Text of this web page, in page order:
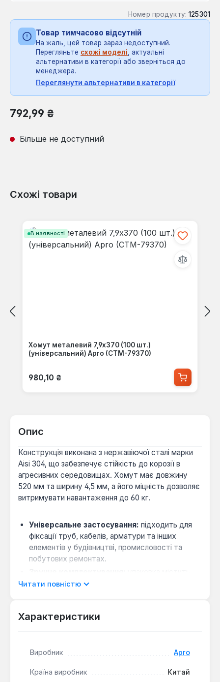
Номер продукту: 125301
Товар тимчасово відсутній
На жаль, цей товар зараз недоступний.
Перегляньте схожі моделі, актуальні
альтернативи в категорії або зверніться до
менеджера.
Переглянути альтернативи в категорії
Звичайна ціна:
792,99 ₴
Більше не доступний
Схожі товари
В наявності
Хомут металевий 7,9х370 (100 шт.)
(універсальний) Apro (CTM-79370)
Звичайна ціна:
980,10 ₴
Опис
Конструкція виконана з нержавіючої сталі марки
Aisi 304, що забезпечує стійкість до корозії в
агресивних середовищах. Хомут має довжину
520 мм та ширину 4,5 мм, а його міцність дозволяє
витримувати навантаження до 60 кг.
Універсальне застосування: підходить для
фіксації труб, кабелів, арматури та інших
елементів у будівництві, промисловості та
побутових ремонтах.
100 штук, що оптимально для виконання
важлива стійкість до вологи та механічних впливів.
монтажі інженерних систем та конструкцій.
Читати повністю
Характеристики
Виробник Apro
Країна виробник Китай